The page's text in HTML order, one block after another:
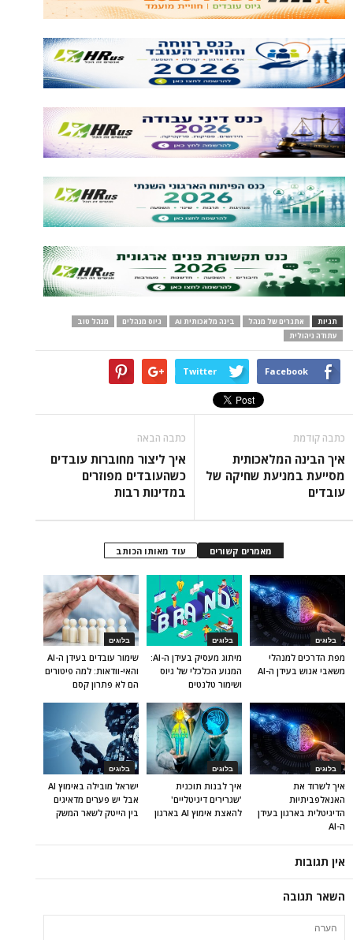
תגיות אתגרים של מנהל בינה מלאכותית AI גיוס מנהלים
מנהל טוב
עתודה ניהולית
Facebook
Twitter
כתבה קודמת
איך הבינה המלאכותית
מסייעת במניעת שחיקה של
עובדים
כתבה הבאה
איך ליצור מחוברות עובדים
כשהעובדים מפוזרים
במדינות רבות
מאמרים קשורים עוד מאותו הכותב
בלוגים
שימור עובדים בעידן ה-AI
והאי-וודאות: למה פיטורים
הם לא פתרון קסם
בלוגים
מיתוג מעסיק בעידן ה-AI:
המנוע הכלכלי של גיוס
ושימור טלנטים
בלוגים
מפת הדרכים למנהלי
משאבי אנוש בעידן ה-AI
בלוגים
ישראל מובילה באימוץ AI
אבל יש פערים מדאיגים
בין הייטק לשאר המשק
בלוגים
איך לבנות תוכנית
'שגרירים דיגיטליים'
להאצת אימוץ AI בארגון
בלוגים
איך לשרוד את
האנאלפביתיוּת
הדיגיטלית בארגון בעידן
ה-AI
אין תגובות
השאר תגובה